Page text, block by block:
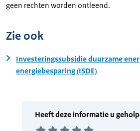
geen rechten worden ontleend.
Zie ook
Investeringssubsidie duurzame
energiebesparing (ISDE)